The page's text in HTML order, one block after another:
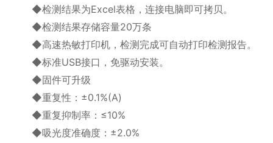
◆检测结果为Excel表格，连接电脑即可拷贝。
◆检测结果存储容量20万条
◆高速热敏打印机，检测完成可自动打印检测报告。
◆标准USB接口，免驱动安装。
◆固件可升级
◆重复性：±0.1%(A)
◆重复抑制率：≤10%
◆吸光度准确度：±2.0%